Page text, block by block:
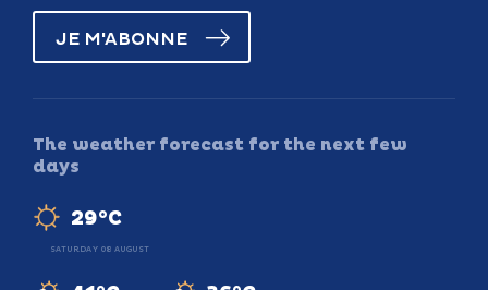
JE M'ABONNE
The weather forecast for the next few
days
29°C
SATURDAY 08 AUGUST